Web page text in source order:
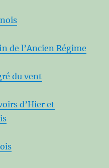
de l’Ancien Régime
du vent
d’Hier et